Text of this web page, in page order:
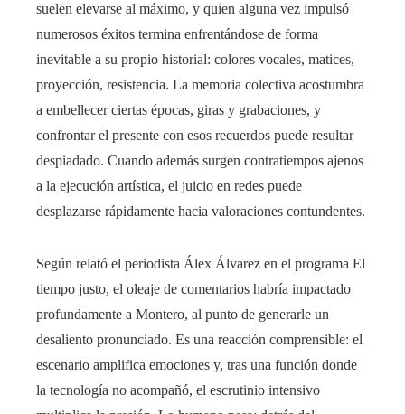
suelen elevarse al máximo, y quien alguna vez impulsó
numerosos éxitos termina enfrentándose de forma
inevitable a su propio historial: colores vocales, matices,
proyección, resistencia. La memoria colectiva acostumbra
a embellecer ciertas épocas, giras y grabaciones, y
confrontar el presente con esos recuerdos puede resultar
despiadado. Cuando además surgen contratiempos ajenos
a la ejecución artística, el juicio en redes puede
desplazarse rápidamente hacia valoraciones contundentes.
Según relató el periodista Álex Álvarez en el programa El
tiempo justo, el oleaje de comentarios habría impactado
profundamente a Montero, al punto de generarle un
desaliento pronunciado. Es una reacción comprensible: el
escenario amplifica emociones y, tras una función donde
la tecnología no acompañó, el escrutinio intensivo